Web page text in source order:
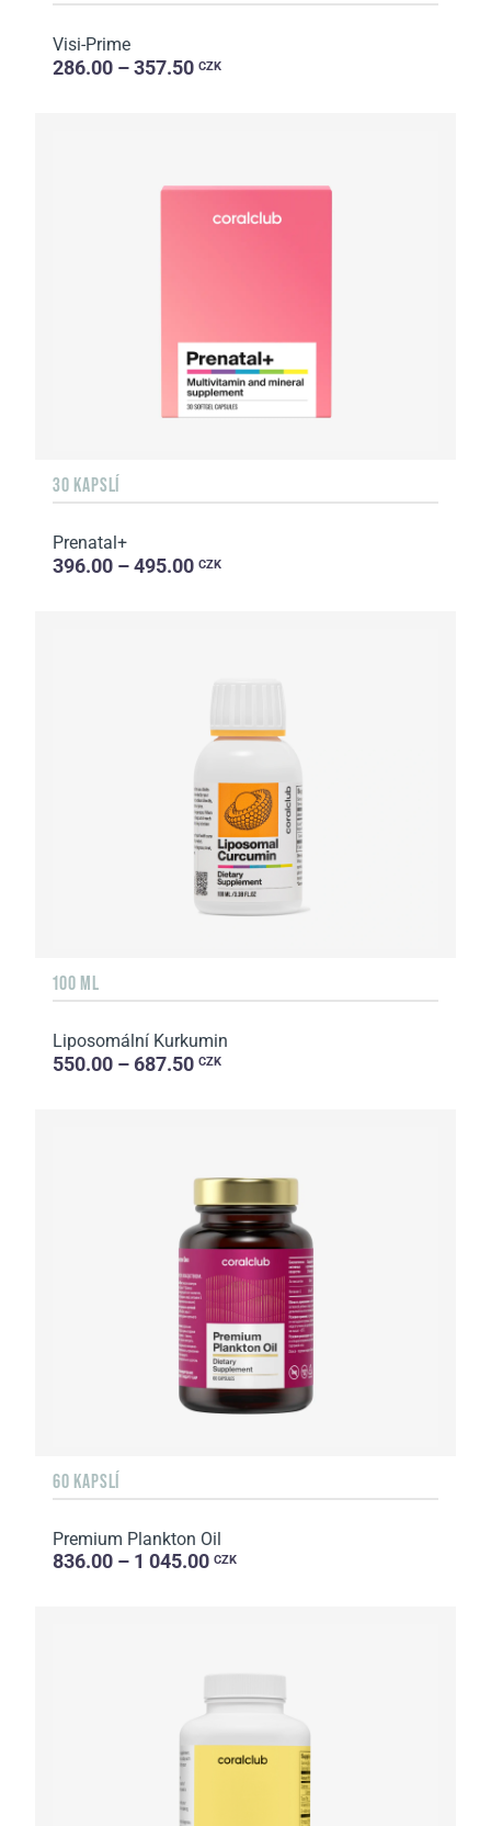
Visi-Prime
286.00 – 357.50 CZK
30 KAPSLÍ
Prenatal+
396.00 – 495.00 CZK
100 ML
Liposomální Kurkumin
550.00 – 687.50 CZK
60 KAPSLÍ
Premium Plankton Oil
836.00 – 1 045.00 CZK